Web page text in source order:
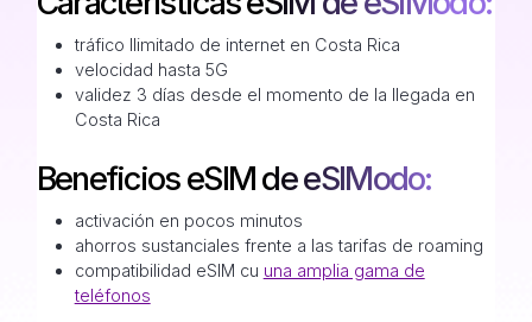
tráfico Ilimitado de internet en Costa Rica
velocidad hasta 5G
validez 3 días desde el momento de la llegada en
Costa Rica
Beneficios eSIM de eSIModo:
activación en pocos minutos
ahorros sustanciales frente a las tarifas de roaming
compatibilidad eSIM cu una amplia gama de
teléfonos